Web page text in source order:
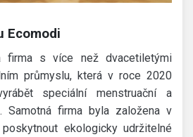
Ecomodi
firma s více než dvacetiletými
průmyslu, která v roce 2020
speciální menstruační a
Samotná firma byla založena v
ekologicky udržitelné